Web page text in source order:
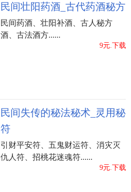
民间壮阳药酒_古代药酒秘方
民间药酒、壮阳补酒、古人秘方
酒、古法酒方......
9元.下载
民间失传的秘法秘术_灵用秘
符
引财平安符、五鬼财运符、消灾灭
仇人符、招桃花迷魂符......
9元.下载